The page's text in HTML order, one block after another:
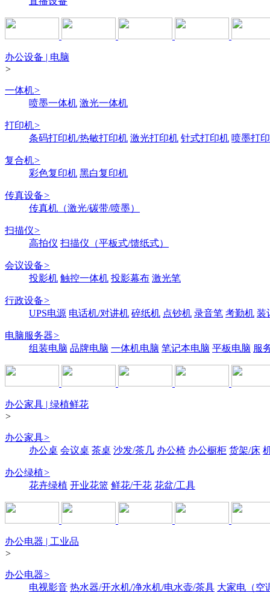
办公设备 | 电脑
>
一体机>
喷墨一体机 激光一体机
打印机>
条码打印机/热敏打印机 激光打印机 针式打印机 喷墨打
复合机>
彩色复印机 黑白复印机
传真设备>
传真机（激光/碳带/喷墨）
扫描仪>
高拍仪 扫描仪（平板式/馈纸式）
会议设备>
投影机 触控一体机 投影幕布 激光笔
行政设备>
UPS电源 电话机/对讲机 碎纸机 点钞机 录音笔 考勤机 装
电脑服务器>
组装电脑 品牌电脑 一体机电脑 笔记本电脑 平板电脑 服
办公家具 | 绿植鲜花
>
办公家具>
办公桌 会议桌 茶桌 沙发/茶几 办公椅 办公橱柜 货架/床
办公绿植>
花卉绿植 开业花篮 鲜花/干花 花盆/工具
办公电器 | 工业品
>
办公电器>
电视影音 热水器/开水机/净水机/电水壶/茶具 大家电（空